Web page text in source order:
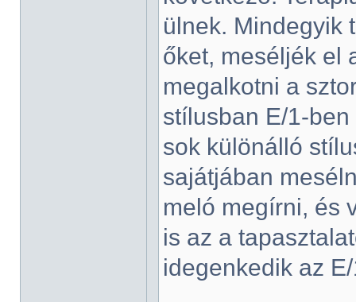
ülnek. Mindegyik
őket, meséljék el
megalkotni a
stílusban E/1-
sok különálló
sajátjában
meló megírni, és
is az a
idegenkedik az